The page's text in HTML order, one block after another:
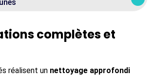
complètes et
réalisent un nettoyage approfondi